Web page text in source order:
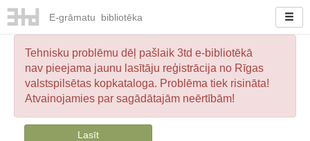
E-grāmatu bibliotēka
Tehnisku problēmu dēļ pašlaik 3td e-bibliotēkā
nav pieejama jaunu lasītāju reģistrācija no Rīgas
valstspilsētas kopkataloga. Problēma tiek risināta!
Atvainojamies par sagādātajām neērtībām!
Lasīt